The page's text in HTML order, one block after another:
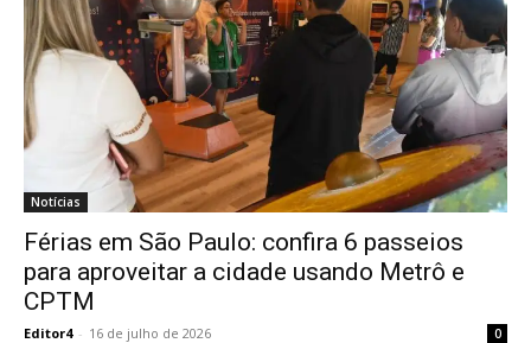
Notícias
Férias em São Paulo: confira 6 passeios
para aproveitar a cidade usando Metrô e
CPTM
Editor4 - 16 de julho de 2026 0